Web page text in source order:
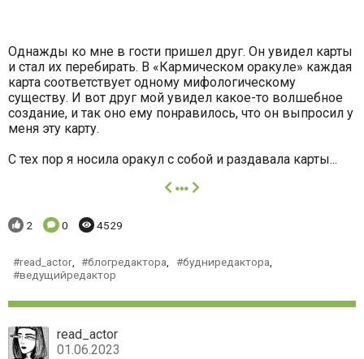
Однажды ко мне в гости пришел друг. Он увидел карты
и стал их перебирать. В «Кармическом оракуле» каждая
карта соответствует одному мифологическому
существу. И вот друг мой увидел какое-то волшебное
создание, и так оно ему понравилось, что он выпросил у
меня эту карту.
С тех пор я носила оракул с собой и раздавала карты...
далее
Понравилось:
2 Комментариев:
0 Просмотров:
4529
read_actor, блогредактора будниредактора
ведущийредактор
read_actor
01.06.2023